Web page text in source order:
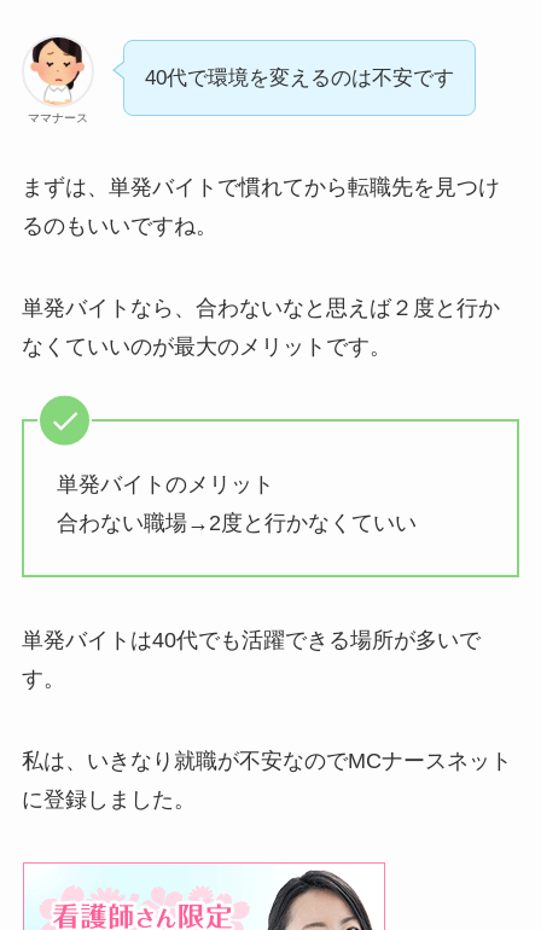
ママナース
40代で環境を変えるのは不安です
まずは、単発バイトで慣れてから転職先を見つけ
るのもいいですね。
単発バイトなら、合わないなと思えば２度と行か
なくていいのが最大のメリットです。
単発バイトのメリット
合わない職場→2度と行かなくていい
単発バイトは40代でも活躍できる場所が多いで
す。
私は、いきなり就職が不安なのでMCナースネット
に登録しました。